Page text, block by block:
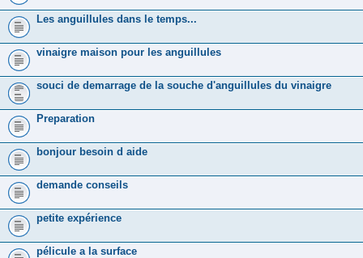
Les anguillules dans le temps...
vinaigre maison pour les anguillules
souci de demarrage de la souche d'anguillules du vinaigre
Preparation
bonjour besoin d aide
demande conseils
petite expérience
pélicule a la surface